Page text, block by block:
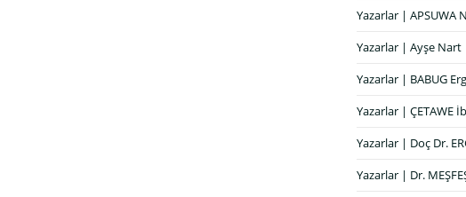
Yazarlar | APSUWA
Yazarlar | Ayşe Nart
Yazarlar | BABUG
Yazarlar | ÇETAWE
Yazarlar | Doç Dr.
Yazarlar | Dr.